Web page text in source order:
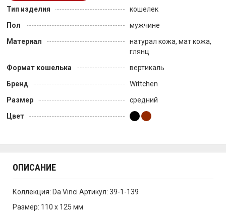
Тип изделия
кошелек
Пол
мужчине
Материал
натурал кожа, мат кожа,
глянц
Формат кошелька
вертикаль
Бренд
Wittchen
Размер
средний
Цвет
ОПИСАНИЕ
Коллекция: Da Vinci Артикул: 39-1-139
Размер: 110 x 125 мм